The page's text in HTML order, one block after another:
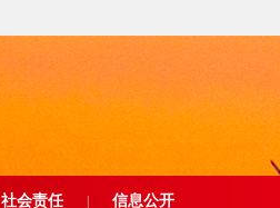
社会责任 信息公开